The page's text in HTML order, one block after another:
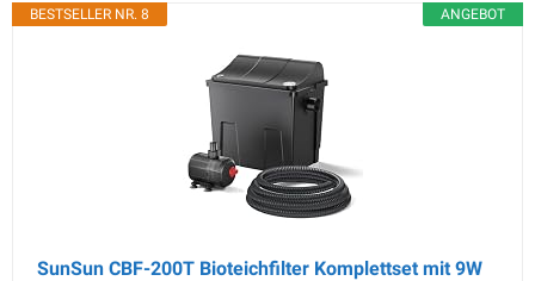
ANGEBOT
BESTSELLER NR. 8
SunSun CBF-200T Bioteichfilter Komplettset mit 9W